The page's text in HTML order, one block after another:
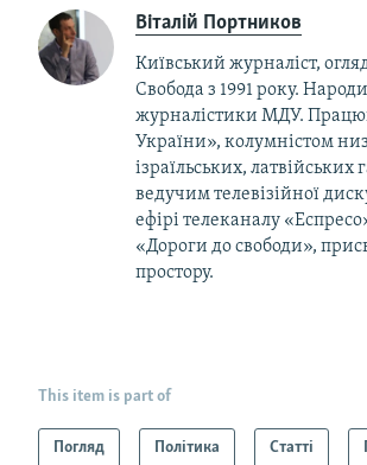
Віталій Портников
Київський журналіст,
Свобода з 1991 року.
журналістики МДУ.
України», колумністом
ізраїльських,
ведучим телевізійної
ефірі телеканалу
«Дороги до свободи»,
простору.
This item is part of
Погляд Політика Статті